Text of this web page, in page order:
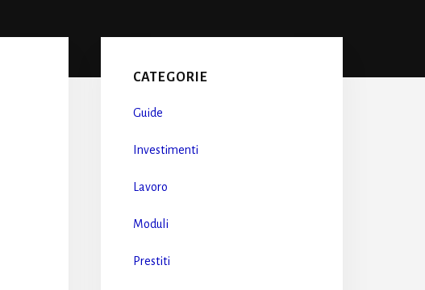
Sidebar
CATEGORIE
Guide
Investimenti
Lavoro
Moduli
Prestiti